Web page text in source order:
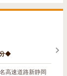
◆
高速道路新静岡